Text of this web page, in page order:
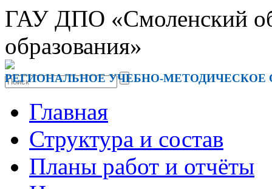
ГАУ ДПО «Смоленский
образования»
РЕГИОНАЛЬНОЕ УЧЕБНО-МЕТОДИЧЕСКОЕ
Главная
Структура и состав
Планы работ и отчёты